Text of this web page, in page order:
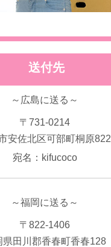
送付先
～広島に送る～
〒731-0214
安佐北区可部町桐原822
宛名：kifucoco
～福岡に送る～
〒822-1406
県田川郡香春町香春128